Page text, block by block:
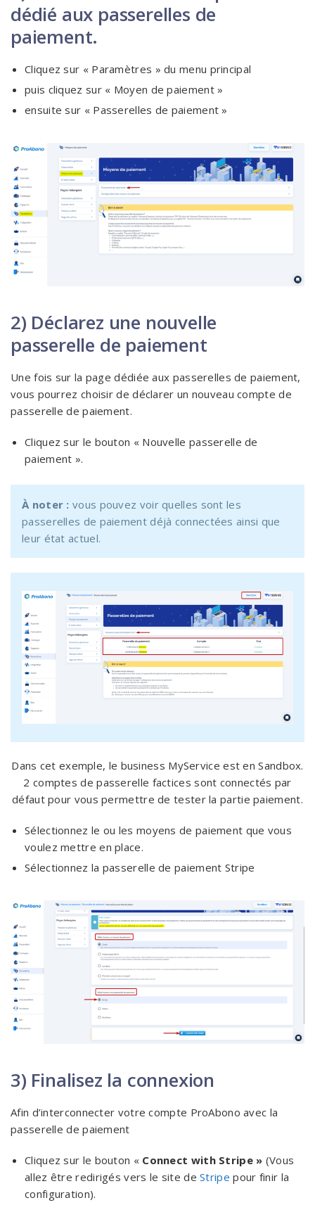
dédié aux passerelles de
paiement.
Cliquez sur « Paramètres » du menu principal
puis cliquez sur « Moyen de paiement »
ensuite sur « Passerelles de paiement »
2) Déclarez une nouvelle
passerelle de paiement
Une fois sur la page dédiée aux passerelles de paiement,
vous pourrez choisir de déclarer un nouveau compte de
passerelle de paiement.
Cliquez sur le bouton « Nouvelle passerelle de
paiement ».
À noter : vous pouvez voir quelles sont les
passerelles de paiement déjà connectées ainsi que
leur état actuel.
Dans cet exemple, le business MyService est en Sandbox.
2 comptes de passerelle factices sont connectés par
défaut pour vous permettre de tester la partie paiement.
Sélectionnez le ou les moyens de paiement que vous
voulez mettre en place.
Sélectionnez la passerelle de paiement Stripe
3) Finalisez la connexion
Afin d’interconnecter votre compte ProAbono avec la
passerelle de paiement
Cliquez sur le bouton « Connect with Stripe » (Vous
allez être redirigés vers le site deStripe pour finir la
configuration).